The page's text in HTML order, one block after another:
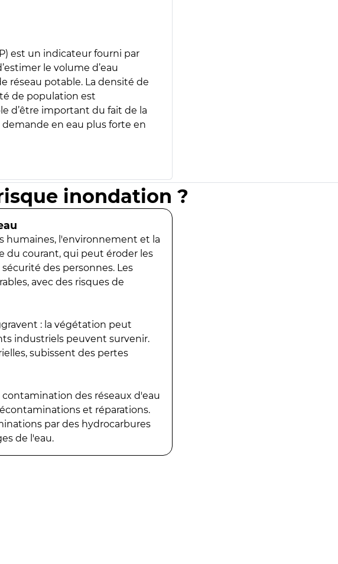
est un indicateur fourni par
le volume d’eau
réseau potable. La densité de
de population est
d’être important du fait de la
en eau plus forte en
inondation ?
humaines, l'environnement et la
du courant, qui peut éroder les
des personnes. Les
avec des risques de
: la végétation peut
industriels peuvent survenir.
subissent des pertes
des réseaux d'eau
et réparations.
par des hydrocarbures
de l'eau.